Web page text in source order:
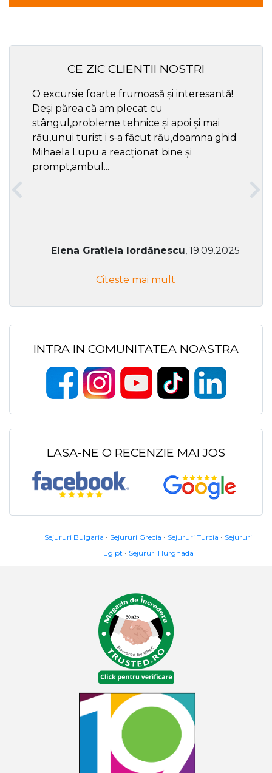
CE ZIC CLIENTII NOSTRI
O excursie foarte frumoasă și interesantă!
Deși părea că am plecat cu
stângul,probleme tehnice și apoi și mai
rău,unui turist i s-a făcut rău,doamna ghid
Mihaela Lupu a reacționat bine și
prompt,ambul...
Elena Gratiela Iordănescu, 19.09.2025
Citeste mai mult
INTRA IN COMUNITATEA NOASTRA
LASA-NE O RECENZIE MAI JOS
Sejururi Bulgaria Sejururi Grecia Sejururi Turcia
Sejururi
Egipt
Sejururi Hurghada